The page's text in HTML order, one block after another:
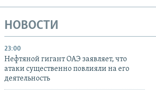
НОВОСТИ
23:00
Нефтяной гигант ОАЭ заявляет, что
атаки существенно повлияли на его
деятельность